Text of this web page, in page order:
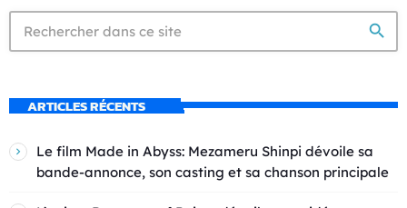
search
ARTICLES RÉCENTS
Le film Made in Abyss: Mezameru Shinpi dévoile sa
bande-annonce, son casting et sa chanson principale